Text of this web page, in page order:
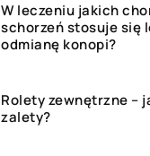
W leczeniu jakich
schorzeń stosuje się
odmianę konopi?
Rolety zewnętrzne –
zalety?